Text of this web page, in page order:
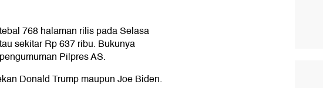
768 halaman rilis pada Selasa
sekitar Rp 637 ribu. Bukunya
Pilpres AS.
Donald Trump maupun Joe Biden.